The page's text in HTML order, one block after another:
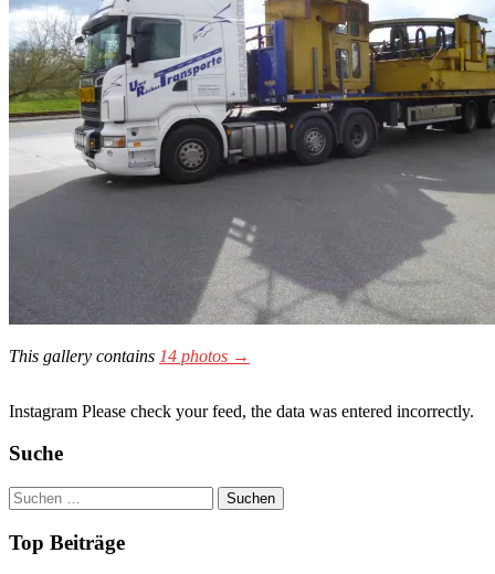
This gallery contains 14 photos →
Instagram Please check your feed, the data was entered incorrectly.
Suche
Suchen
nach:
Top Beiträge